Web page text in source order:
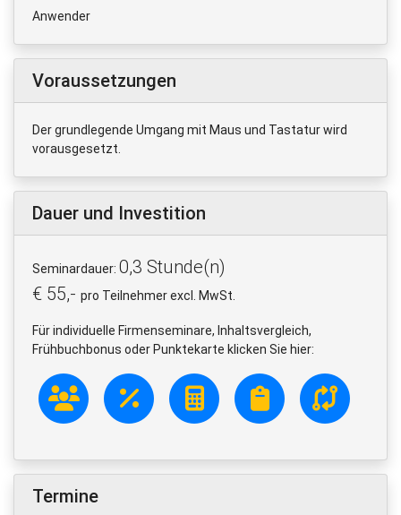
Anwender
Voraussetzungen
Der grundlegende Umgang mit Maus und Tastatur wird
vorausgesetzt.
Dauer und Investition
Seminardauer: 0,3 Stunde(n)
€ 55,- pro Teilnehmer excl. MwSt.
Für individuelle Firmenseminare, Inhaltsvergleich,
Frühbuchbonus oder Punktekarte klicken Sie hier:
Termine